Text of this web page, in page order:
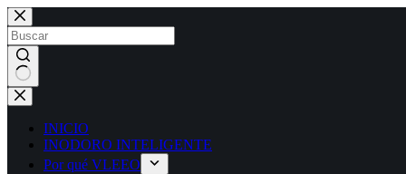
INICIO
INODORO INTELIGENTE
Por qué VLEEO